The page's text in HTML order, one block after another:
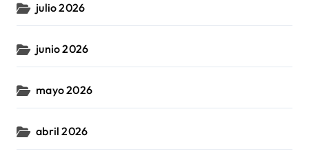
julio 2026
junio 2026
mayo 2026
abril 2026